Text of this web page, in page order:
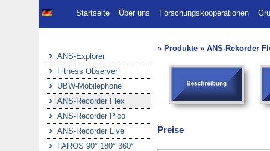
Startseite Über uns Forschungskooperationen
ANS-Explorer
Fitness Observer
UBW-Mobilephone
ANS-Recorder Flex
ANS-Recorder Pico
ANS-Recorder Live
FAROS 90° 180° 360°
» Produkte » ANS-Rekorder
Preise